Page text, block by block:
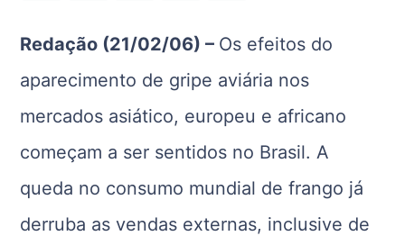
Redação (21/02/06) – Os efeitos do
aparecimento de gripe aviária nos
mercados asiático, europeu e africano
começam a ser sentidos no Brasil. A
queda no consumo mundial de frango já
derruba as vendas externas, inclusive de